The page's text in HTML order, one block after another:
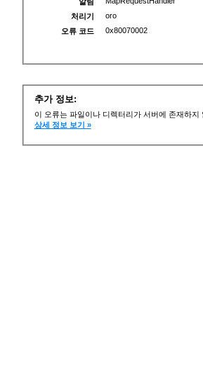
처리기
oro
오류 코드
0x80070002
추가 정보:
이 오류는 파일이나 디렉터리가 서버에 존재하
상세 정보 보기 »